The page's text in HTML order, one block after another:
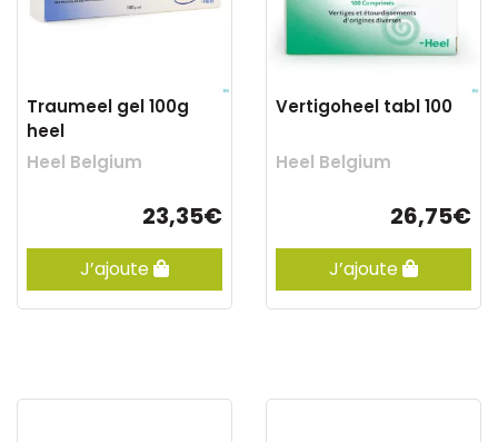
Traumeel gel 100g
heel
Heel Belgium
23,35€
J’ajoute
Vertigoheel tabl 100
Heel Belgium
26,75€
J’ajoute